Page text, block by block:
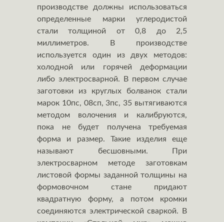
производстве должны использоваться
определенные марки углеродистой
стали толщиной от 0,8 до 2,5
миллиметров. В производстве
используется один из двух методов:
холодной или горячей деформации
либо электросварной. В первом случае
заготовки из круглых болванок стали
марок 10пс, 08сп, 3пс, 35 вытягиваются
методом волочения и калибруются,
пока не будет получена требуемая
форма и размер. Такие изделия еще
называют бесшовными. При
электросварном методе заготовкам
листовой формы заданной толщины на
формовочном стане придают
квадратную форму, а потом кромки
соединяются электрической сваркой. В